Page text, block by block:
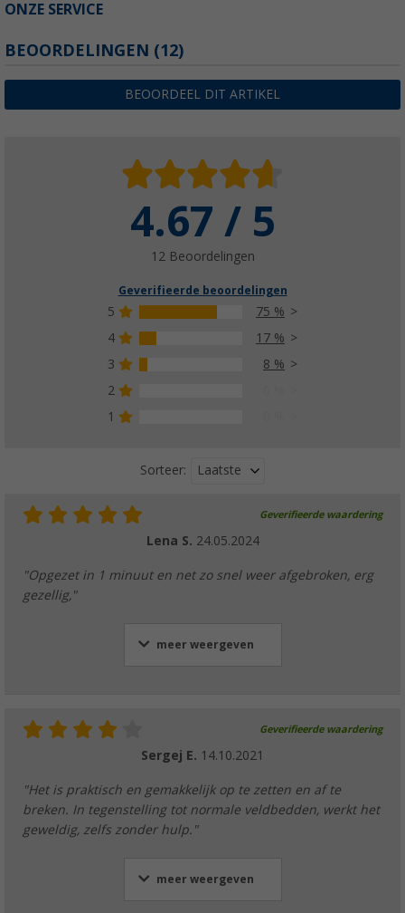
ONZE SERVICE
BEOORDELINGEN (12)
BEOORDEEL DIT ARTIKEL
4.67 / 5
12 Beoordelingen
Geverifieerde beoordelingen
5
75 %
4
17 %
3
8 %
2
1
Sorteer: Laatste
Geverifieerde waardering
Lena S. 24.05.2024
"Opgezet in 1 minuut en net zo snel weer afgebroken, erg
gezellig,"
meer weergeven
Geverifieerde waardering
Sergej E. 14.10.2021
"Het is praktisch en gemakkelijk op te zetten en af te
breken. In tegenstelling tot normale veldbedden, werkt het
geweldig, zelfs zonder hulp."
meer weergeven